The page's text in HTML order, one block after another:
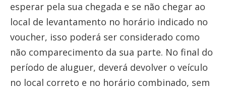
esperar pela sua chegada e se não chegar ao
local de levantamento no horário indicado no
voucher, isso poderá ser considerado como
não comparecimento da sua parte. No final do
período de aluguer, deverá devolver o veículo
no local correto e no horário combinado, sem